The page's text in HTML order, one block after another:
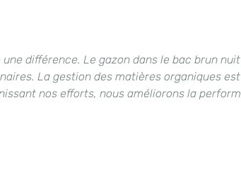
différence. Le gazon dans le bac brun nuit
La gestion des matières organiques
nos efforts, nous améliorons la